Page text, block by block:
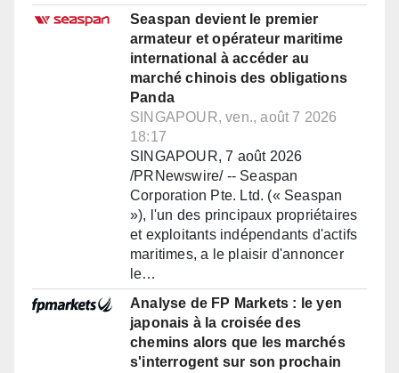
Seaspan devient le premier
armateur et opérateur maritime
international à accéder au
marché chinois des obligations
Panda
SINGAPOUR, ven., août 7 2026
18:17
SINGAPOUR, 7 août 2026
/PRNewswire/ -- Seaspan
Corporation Pte. Ltd. (« Seaspan
»), l'un des principaux propriétaires
et exploitants indépendants d'actifs
maritimes, a le plaisir d'annoncer
le…
Analyse de FP Markets : le yen
japonais à la croisée des
chemins alors que les marchés
s'interrogent sur son prochain